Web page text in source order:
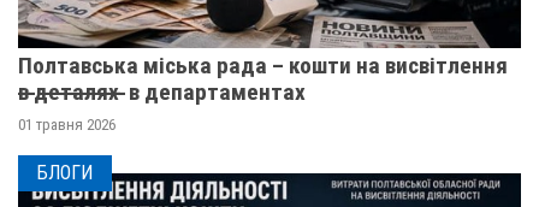
Полтавська міська рада – кошти на висвітлення
в̶ ̶д̶е̶т̶а̶л̶я̶х̶ ̶ в департаментах
01 травня 2026
БЛОГИ